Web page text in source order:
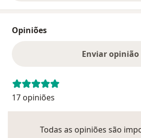
Opiniões
Enviar opinião
17 opiniões
Todas as opiniões são